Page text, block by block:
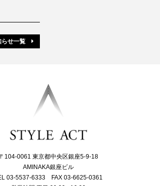
らせ一覧
104-0061 東京都中央区銀座5-9-18
AMINAKA銀座ビル
03-5537-6333 FAX 03-6625-0361